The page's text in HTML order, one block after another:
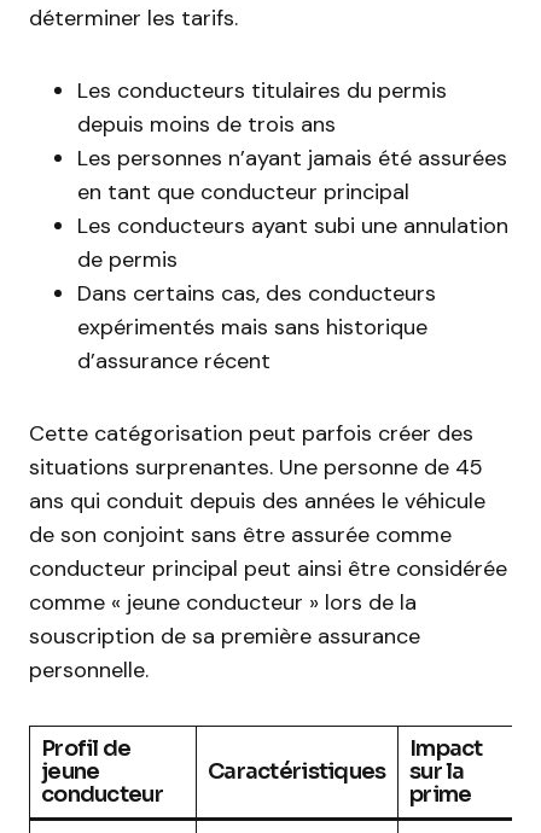
déterminer les tarifs.
Les conducteurs titulaires du permis
depuis moins de trois ans
Les personnes n’ayant jamais été assurées
en tant que conducteur principal
Les conducteurs ayant subi une annulation
de permis
Dans certains cas, des conducteurs
expérimentés mais sans historique
d’assurance récent
Cette catégorisation peut parfois créer des
situations surprenantes. Une personne de 45
ans qui conduit depuis des années le véhicule
de son conjoint sans être assurée comme
conducteur principal peut ainsi être considérée
comme « jeune conducteur » lors de la
souscription de sa première assurance
personnelle.
Profil de
jeune
conducteur
Caractéristiques
Impact
sur la
prime